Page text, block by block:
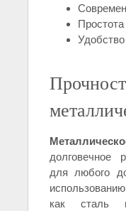
долговечное
для любого
как сталь